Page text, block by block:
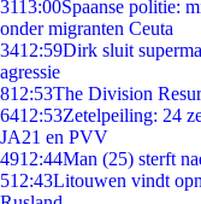
3113:00Spaanse politie:
onder migranten Ceuta
3412:59Dirk sluit
agressie
812:53The Division
6412:53Zetelpeiling: 24
JA21 en PVV
4912:44Man (25) sterft
512:43Litouwen vindt